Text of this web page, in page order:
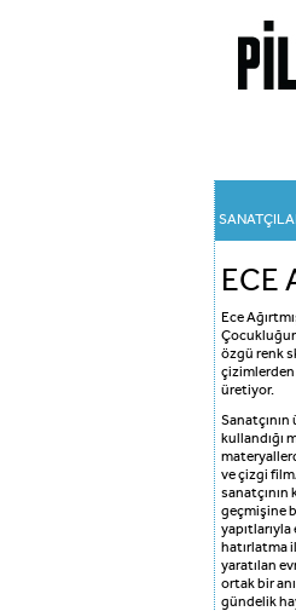
ECE
Ece
özgü renk
çizimlerden
üretiyor.
kullandığı
ve çizgi
geçmişine
hatırlatma
yaratılan
ortak bir
gündelik